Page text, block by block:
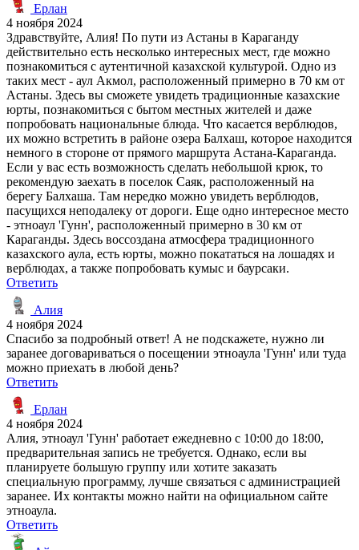
Ерлан
4 ноября 2024
Здравствуйте, Алия! По пути из Астаны в Караганду
действительно есть несколько интересных мест, где можно
познакомиться с аутентичной казахской культурой. Одно из
таких мест - аул Акмол, расположенный примерно в 70 км от
Астаны. Здесь вы сможете увидеть традиционные казахские
юрты, познакомиться с бытом местных жителей и даже
попробовать национальные блюда. Что касается верблюдов,
их можно встретить в районе озера Балхаш, которое находится
немного в стороне от прямого маршрута Астана-Караганда.
Если у вас есть возможность сделать небольшой крюк, то
рекомендую заехать в поселок Саяк, расположенный на
берегу Балхаша. Там нередко можно увидеть верблюдов,
пасущихся неподалеку от дороги. Еще одно интересное место
- этноаул 'Гунн', расположенный примерно в 30 км от
Караганды. Здесь воссоздана атмосфера традиционного
казахского аула, есть юрты, можно покататься на лошадях и
верблюдах, а также попробовать кумыс и баурсаки.
Ответить
Алия
4 ноября 2024
Спасибо за подробный ответ! А не подскажете, нужно ли
заранее договариваться о посещении этноаула 'Гунн' или туда
можно приехать в любой день?
Ответить
Ерлан
4 ноября 2024
Алия, этноаул 'Гунн' работает ежедневно с 10:00 до 18:00,
предварительная запись не требуется. Однако, если вы
планируете большую группу или хотите заказать
специальную программу, лучше связаться с администрацией
заранее. Их контакты можно найти на официальном сайте
этноаула.
Ответить